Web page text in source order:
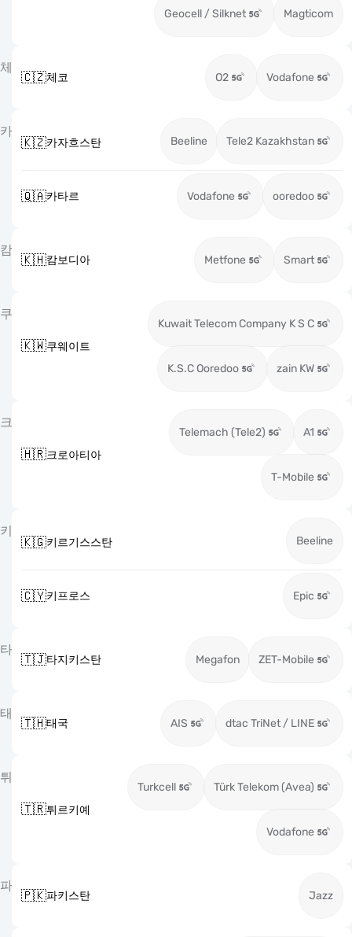
Geocell / Silknet Magticom
체
🇨🇿체코 O2 Vodafone
카
🇰🇿카자흐스탄 Beeline Tele2 Kazakhstan
🇶🇦카타르 Vodafone ooredoo
캄
🇰🇭캄보디아 Metfone Smart
쿠
🇰🇼쿠웨이트
Kuwait Telecom Company K S C
K.S.C Ooredoo zain KW
크
🇭🇷크로아티아
Telemach (Tele2) A1
T-Mobile
키
🇰🇬키르기스스탄 Beeline
🇨🇾키프로스 Epic
타
🇹🇯타지키스탄 Megafon ZET-Mobile
태
🇹🇭태국 AIS dtac TriNet / LINE
튀
🇹🇷튀르키예
Turkcell Türk Telekom (Avea)
Vodafone
파
🇵🇰파키스탄 Jazz